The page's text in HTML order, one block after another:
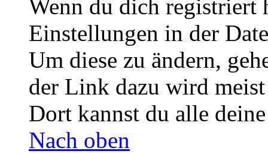
Wenn du dich registriert
Einstellungen in der
Um diese zu ändern,
der Link dazu wird
Dort kannst du alle
Nach oben